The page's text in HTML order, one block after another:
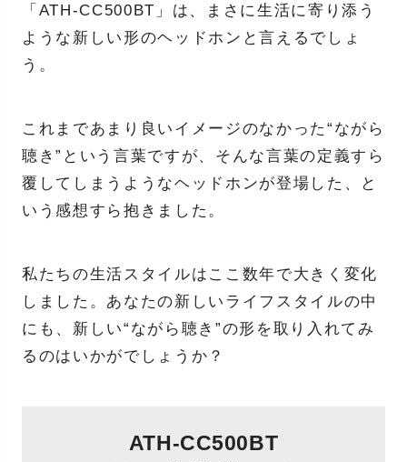
「ATH-CC500BT」は、まさに生活に寄り添う
ような新しい形のヘッドホンと言えるでしょ
う。
これまであまり良いイメージのなかった“ながら
聴き”という言葉ですが、そんな言葉の定義すら
覆してしまうようなヘッドホンが登場した、と
いう感想すら抱きました。
私たちの生活スタイルはここ数年で大きく変化
しました。あなたの新しいライフスタイルの中
にも、新しい“ながら聴き”の形を取り入れてみ
るのはいかがでしょうか？
ATH-CC500BT